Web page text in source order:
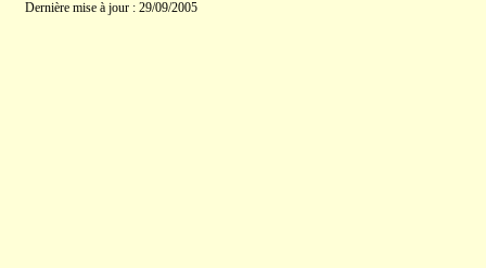
Dernière mise à jour : 29/09/2005